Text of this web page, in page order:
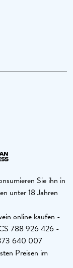
Sie ihn in
unter 18 Jahren
online kaufen -
788 926 426 -
640 007
Preisen im